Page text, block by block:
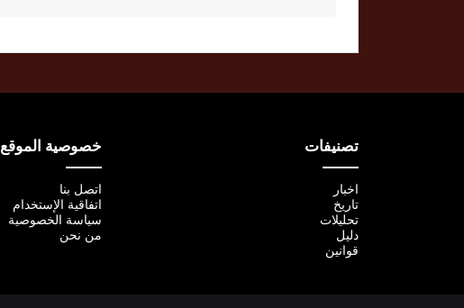
تصنيفات
اخبار
تاريخ
تحليلات
دليل
قوانين
خصوصية الموقع
اتصل بنا
اتفاقية الإستخدام
سياسة الخصوصية
من نحن